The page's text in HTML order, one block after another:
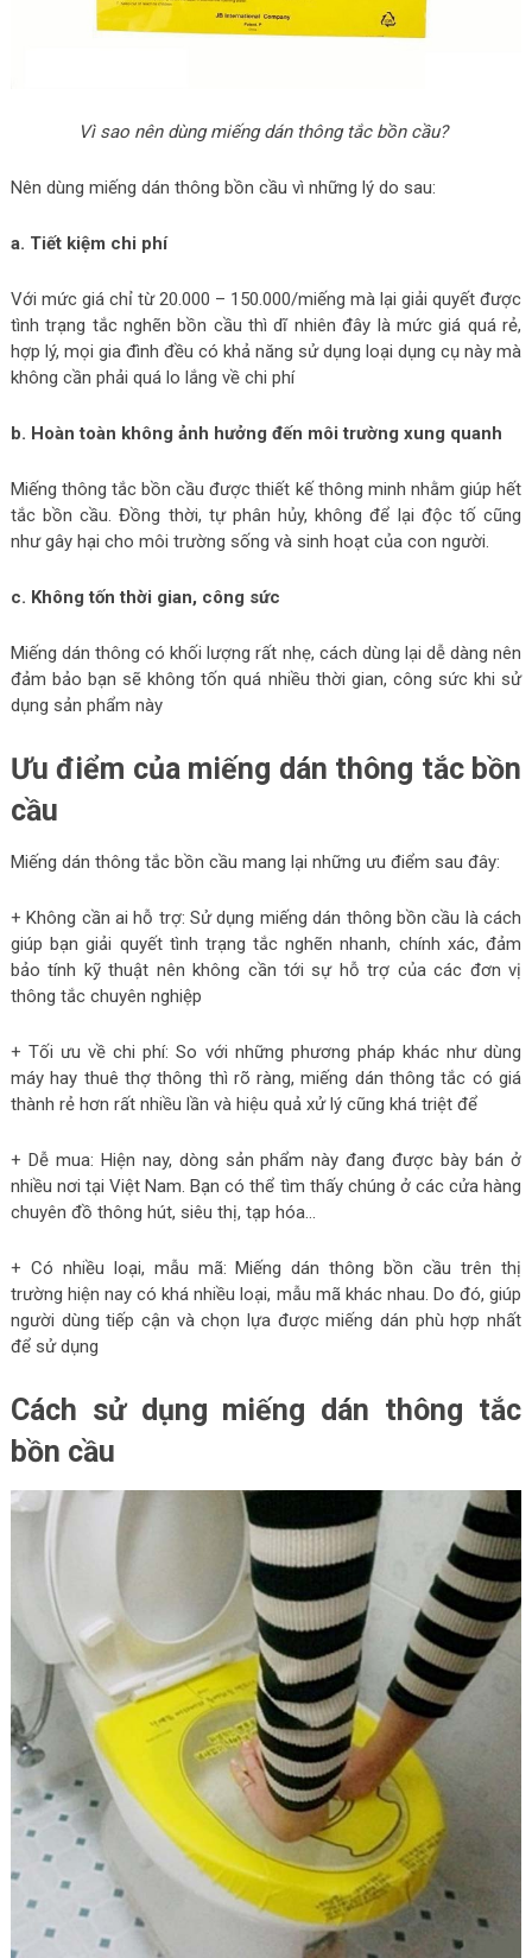
Vì sao nên dùng miếng dán thông tắc bồn cầu?
Nên dùng miếng dán thông bồn cầu vì những lý do sau:
a. Tiết kiệm chi phí
Với mức giá chỉ từ 20.000 – 150.000/miếng mà lại giải quyết được
tình trạng tắc nghẽn bồn cầu thì dĩ nhiên đây là mức giá quá rẻ,
hợp lý, mọi gia đình đều có khả năng sử dụng loại dụng cụ này mà
không cần phải quá lo lắng về chi phí
b. Hoàn toàn không ảnh hưởng đến môi trường xung quanh
Miếng thông tắc bồn cầu được thiết kế thông minh nhằm giúp hết
tắc bồn cầu. Đồng thời, tự phân hủy, không để lại độc tố cũng
như gây hại cho môi trường sống và sinh hoạt của con người.
c. Không tốn thời gian, công sức
Miếng dán thông có khối lượng rất nhẹ, cách dùng lại dễ dàng nên
đảm bảo bạn sẽ không tốn quá nhiều thời gian, công sức khi sử
dụng sản phẩm này
Ưu điểm của miếng dán thông tắc bồn
cầu
Miếng dán thông tắc bồn cầu mang lại những ưu điểm sau đây:
+ Không cần ai hỗ trợ: Sử dụng miếng dán thông bồn cầu là cách
giúp bạn giải quyết tình trạng tắc nghẽn nhanh, chính xác, đảm
bảo tính kỹ thuật nên không cần tới sự hỗ trợ của các đơn vị
thông tắc chuyên nghiệp
+ Tối ưu về chi phí: So với những phương pháp khác như dùng
máy hay thuê thợ thông thì rõ ràng, miếng dán thông tắc có giá
thành rẻ hơn rất nhiều lần và hiệu quả xử lý cũng khá triệt để
+ Dễ mua: Hiện nay, dòng sản phẩm này đang được bày bán ở
nhiều nơi tại Việt Nam. Bạn có thể tìm thấy chúng ở các cửa hàng
chuyên đồ thông hút, siêu thị, tạp hóa…
+ Có nhiều loại, mẫu mã: Miếng dán thông bồn cầu trên thị
trường hiện nay có khá nhiều loại, mẫu mã khác nhau. Do đó, giúp
người dùng tiếp cận và chọn lựa được miếng dán phù hợp nhất
để sử dụng
Cách sử dụng miếng dán thông tắc
bồn cầu